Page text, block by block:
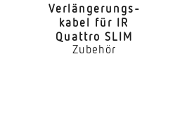
Verlän­ge­rungs­
kabel für IR
Quattro SLIM
Zubehör